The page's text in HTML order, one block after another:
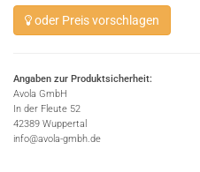
oder Preis vorschlagen
Angaben zur Produktsicherheit:
Avola GmbH
In der Fleute 52
42389 Wuppertal
info@avola-gmbh.de